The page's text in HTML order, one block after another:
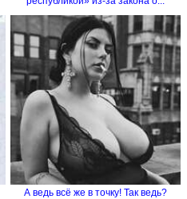
А ведь всё же в точку! Так ведь?